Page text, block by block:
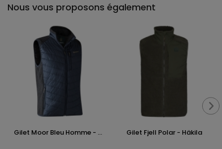
Nous vous proposons également
Gilet Moor Bleu Homme - ... Gilet Fjell Polar - Häkila